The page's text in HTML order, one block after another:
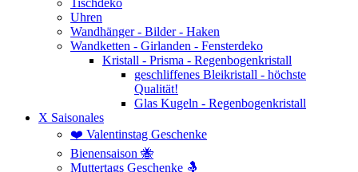
Uhren
Wandhänger - Bilder - Haken
Wandketten - Girlanden - Fensterdeko
Kristall - Prisma - Regenbogenkristall
geschliffenes Bleikristall - höchste
Qualität!
Glas Kugeln - Regenbogenkristall
X Saisonales
❤️ Valentinstag Geschenke
Bienensaison 🐝
Muttertags Geschenke 🤱